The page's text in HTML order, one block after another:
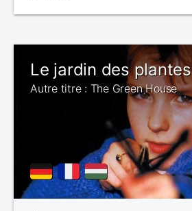
Le jardin des plantes
Autre titre : The Green House